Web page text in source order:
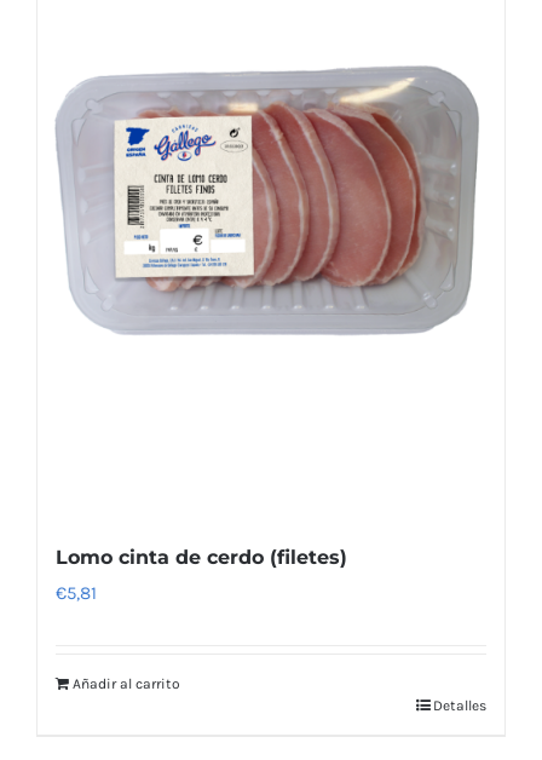
Lomo cinta de cerdo (filetes)
€5,81
Añadir al carrito
Detalles